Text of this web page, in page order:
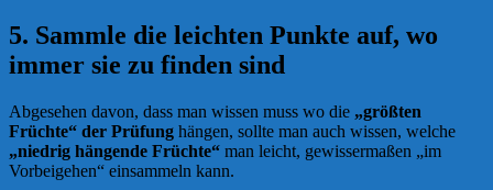
5. Sammle die leichten Punkte auf, wo
immer sie zu finden sind
Abgesehen davon, dass man wissen muss wo die „größten
Früchte“ der Prüfung hängen, sollte man auch wissen, welche
„niedrig hängende Früchte“ man leicht, gewissermaßen „im
Vorbeigehen“ einsammeln kann.